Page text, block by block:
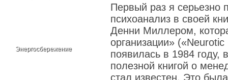
Энергосбережение
Первый раз я серьезно
психоанализ в своей
Денни Миллером,
организации»
появилась в 1984 году,
полезной книгой о
стал известен. Это